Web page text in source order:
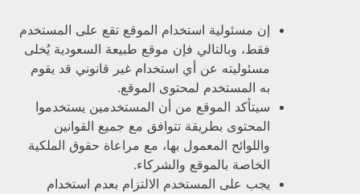
إن مسئولية استخدام الموقع تقع على المستخدم
فقط، وبالتالي فإن موقع طبيعة السعودية يُخلى
مسئوليته عن أي استخدام غير قانوني قد يقوم
به المستخدم لمحتوى الموقع.
سيتأكد الموقع من أن المستخدمين يستخدموا
المحتوى بطريقة تتوافق مع جميع القوانين
واللوائح المعمول بها، مع مراعاة حقوق الملكية
الخاصة بالموقع والشركاء.
يجب على المستخدم الالتزام بعدم استخدام